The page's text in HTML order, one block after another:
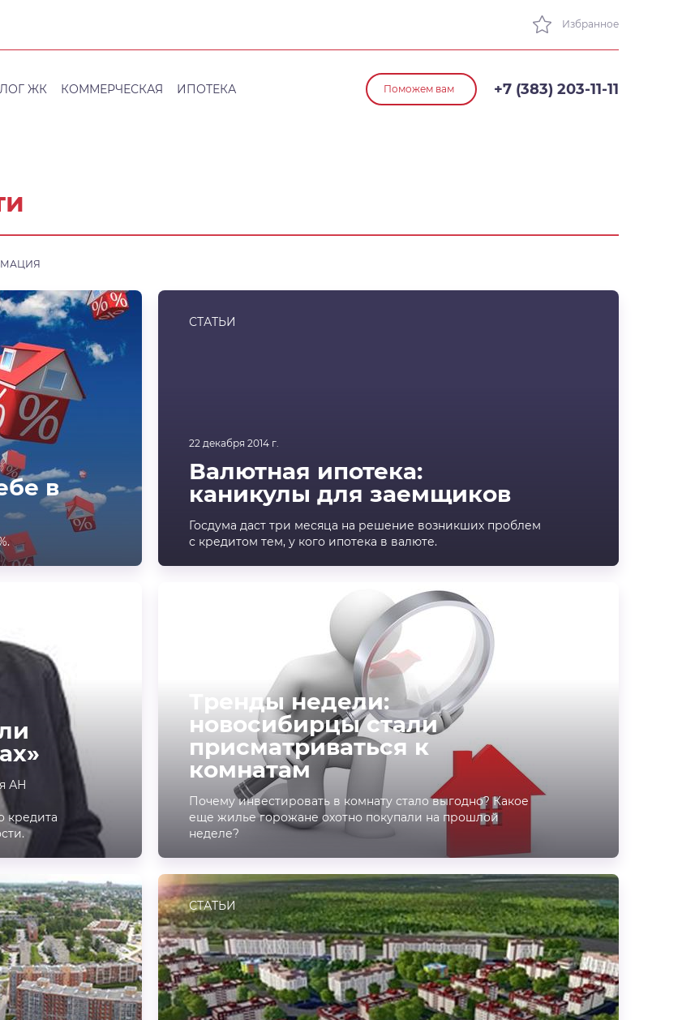
Избранное
ЖК КОММЕРЧЕСКАЯ ИПОТЕКА Поможем вам +7 (383) 203-11-11
в
СТАТЬИ
22 декабря 2014 г.
Валютная ипотека:
каникулы для заемщиков
Госдума даст три месяца на решение возникших проблем
с кредитом тем, у кого ипотека в валюте.
АН
кредита
Тренды недели:
новосибирцы стали
присматриваться к
комнатам
Почему инвестировать в комнату стало выгодно? Какое
еще жилье горожане охотно покупали на прошлой
неделе?
СТАТЬИ